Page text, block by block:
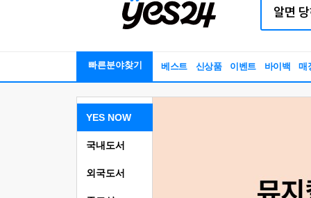
빠른분야찾기 베스트 신상품 이벤트 바이백 매
YES NOW
국내도서
외국도서